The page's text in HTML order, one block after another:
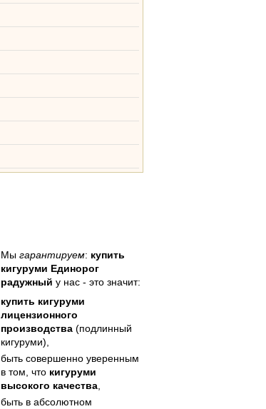
Мы гарантируем: купить
кигуруми Единорог
радужный у нас - это значит:
купить кигуруми
лицензионного
производства (подлинный
кигуруми),
быть совершенно уверенным
в том, что кигуруми
высокого качества
быть в абсолютном